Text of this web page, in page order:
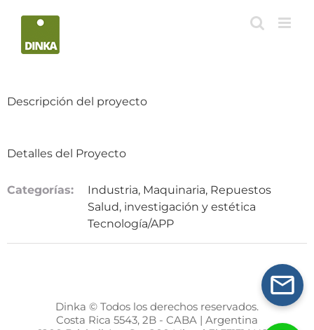
Descripción del proyecto
Detalles del Proyecto
Categorías:
Industria, Maquinaria, Repuestos
Salud, investigación y estética
Tecnología/APP
Dinka © Todos los derechos reservados.
Costa Rica 5543, 2B - CABA | Argentina